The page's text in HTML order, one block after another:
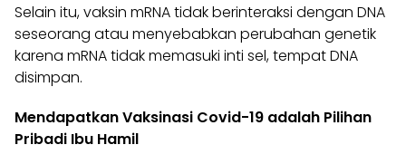
Selain itu, vaksin mRNA tidak berinteraksi dengan DNA
seseorang atau menyebabkan perubahan genetik
karena mRNA tidak memasuki inti sel, tempat DNA
disimpan.
Mendapatkan Vaksinasi Covid-19 adalah Pilihan
Pribadi Ibu Hamil